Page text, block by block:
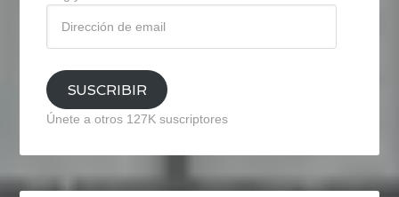
email
SUSCRIBIR
Únete a otros 127K suscriptores